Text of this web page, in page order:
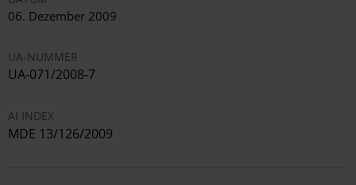
06. Dezember 2009
UA-NUMMER
UA-071/2008-7
AI INDEX
MDE 13/126/2009